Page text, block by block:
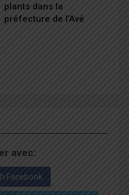
plants dans la
préfecture de l’Avé
avec:
Facebook